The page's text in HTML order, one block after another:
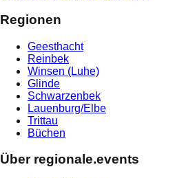
Regionen
Geesthacht
Reinbek
Winsen (Luhe)
Glinde
Schwarzenbek
Lauenburg/Elbe
Trittau
Büchen
Über regionale.events